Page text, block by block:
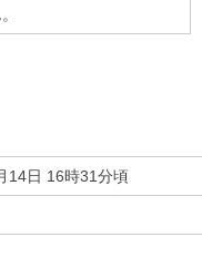
14日 16時31分頃